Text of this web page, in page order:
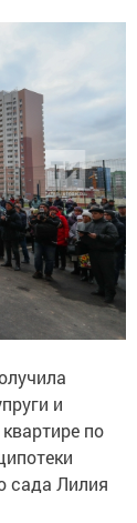
и
по
сада Лилия